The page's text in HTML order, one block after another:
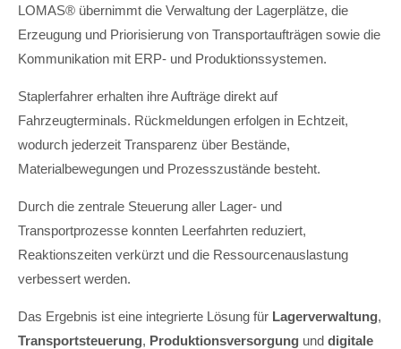
LOMAS® übernimmt die Verwaltung der Lagerplätze, die
Erzeugung und Priorisierung von Transportaufträgen sowie die
Kommunikation mit ERP- und Produktionssystemen.
Staplerfahrer erhalten ihre Aufträge direkt auf
Fahrzeugterminals. Rückmeldungen erfolgen in Echtzeit,
wodurch jederzeit Transparenz über Bestände,
Materialbewegungen und Prozesszustände besteht.
Durch die zentrale Steuerung aller Lager- und
Transportprozesse konnten Leerfahrten reduziert,
Reaktionszeiten verkürzt und die Ressourcenauslastung
verbessert werden.
Das Ergebnis ist eine integrierte Lösung für Lagerverwaltung,
Transportsteuerung, Produktionsversorgung und digitale